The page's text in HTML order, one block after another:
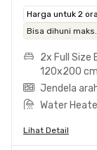
Harga untuk 2
Bisa dihuni
2x Full Size
120x200 cm
Jendela
Water
Lihat Detail